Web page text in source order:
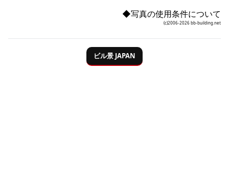
◆写真の使用条件について
(c)2006-2026 bb-building.net
ビル景 JAPAN